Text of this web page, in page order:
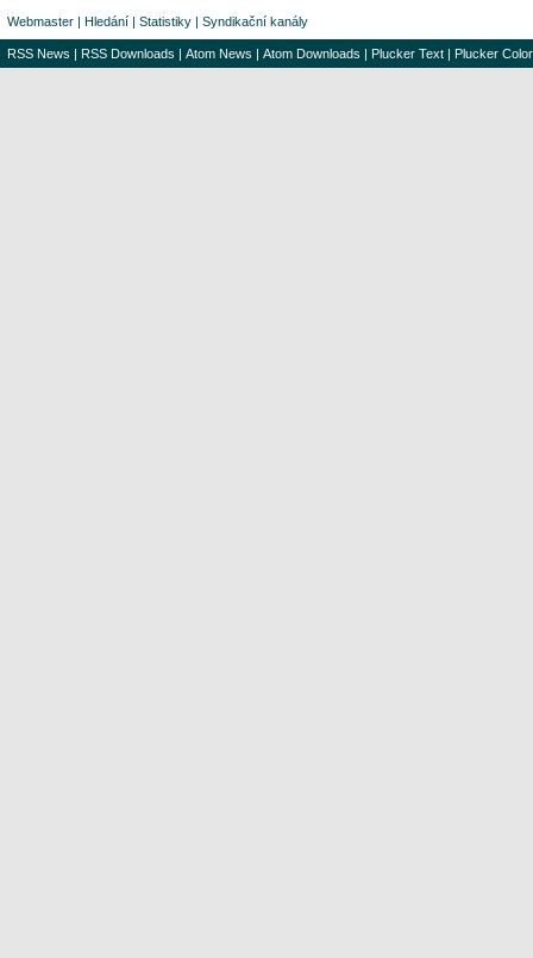
Webmaster | Hledání | Statistiky | Syndikační kanály
RSS News | RSS Downloads | Atom News | Atom Downloads | Plucker Text | Plucker Color